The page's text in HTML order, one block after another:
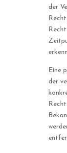
der
Eine
der